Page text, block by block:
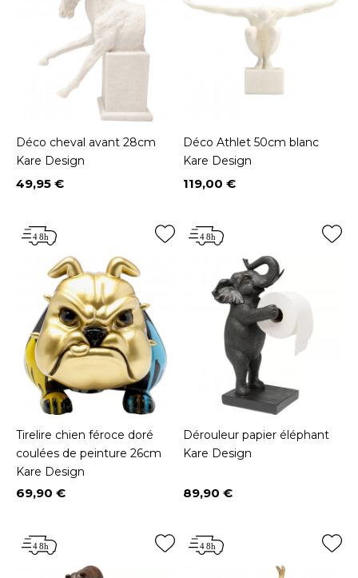
Déco cheval avant 28cm
Kare Design
Prix
49,95 €
Déco Athlet 50cm blanc
Kare Design
Prix
119,00 €
Tirelire chien féroce doré
coulées de peinture 26cm
Kare Design
Prix
69,90 €
Dérouleur papier éléphant
Kare Design
Prix
89,90 €